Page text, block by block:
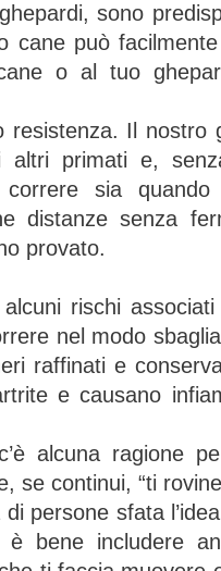
sono
cane può
o al tuo
resistenza. Il nostro
altri primati e,
correre sia
distanze senza
provato.
rischi
nel modo
raffinati e
e causano
alcuna ragione
se continui, “ti
di persone sfata
bene includere